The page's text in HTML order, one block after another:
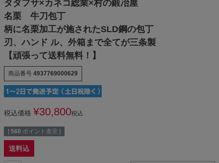
タダフサ×カネコ総業×村の鍛冶屋
名栗 牛刀包丁
柄に名栗加工が施されたSLD鋼の包丁
刃、ハンド ル、外箱まで全てが三条製
【頑張って送料無料！】
商品番号 4937769000629
税込価格 ¥30,800税込
[ 560 ポイント進呈 ]
送料込